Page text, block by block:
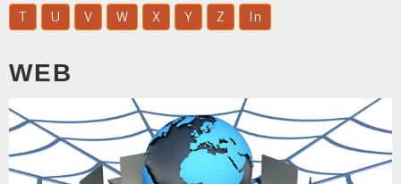
T U V W X Y Z In
WEB